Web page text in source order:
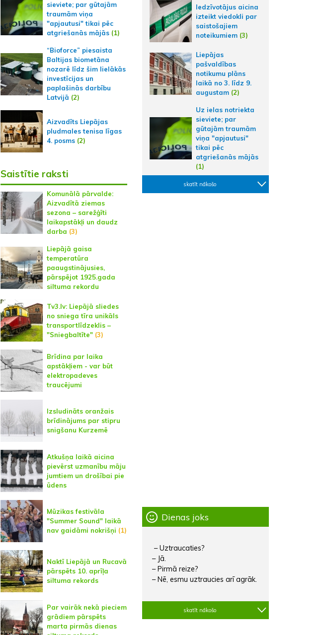
sieviete; par gūtajām
traumām viņa
"apjautusi" tikai pēc
atgriešanās mājās(1)
“Bioforce” piesaista
Baltijas biometāna
nozarē līdz šim lielākās
investīcijas un
paplašinās darbību
Latvijā (2)
Aizvadīts Liepājas
pludmales tenisa līgas
4. posms(2)
Saistītie raksti
Komunālā pārvalde:
Aizvadītā ziemas
sezona – sarežģīti
laikapstākļi un daudz
darba (3)
Liepājā gaisa
temperatūra
paaugstinājusies,
pārspējot 1925.gada
siltuma rekordu
Tv3.lv: Liepājā sliedes
no sniega tīra unikāls
transportlīdzeklis –
"Sniegbaltīte"(3)
Brīdina par laika
apstākļiem - var būt
elektropadeves
traucējumi
Izsludināts oranžais
brīdinājums par stipru
snigšanu Kurzemē
Atkušņa laikā aicina
pievērst uzmanību māju
jumtiem un drošībai pie
ūdens
Mūzikas festivāla
"Summer Sound" laikā
nav gaidāmi nokrišņi (1)
Naktī Liepājā un Rucavā
pārspēts 10. aprīļa
siltuma rekords
Par vairāk nekā pieciem
grādiem pārspēts
marta pirmās dienas
Iedzīvotājus aicina
izteikt viedokli par
saistošajiem
noteikumiem (3)
Liepājas
pašvaldības
notikumu plāns
laikā no 3. līdz 9.
augustam (2)
Uz ielas notriekta
sieviete; par
gūtajām traumām
viņa "apjautusi"
tikai pēc
atgriešanās mājās
(1)
skatīt nākošo
Dienas joks
– Uztraucaties?
– Jā.
– Pirmā reize?
– Nē, esmu uztraucies arī agrāk.
skatīt nākošo